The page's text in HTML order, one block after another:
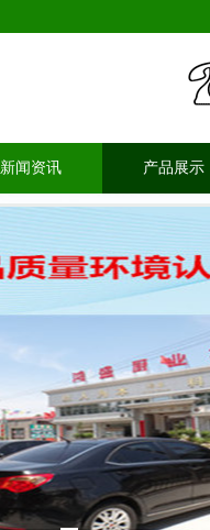
新闻资讯 产品展示